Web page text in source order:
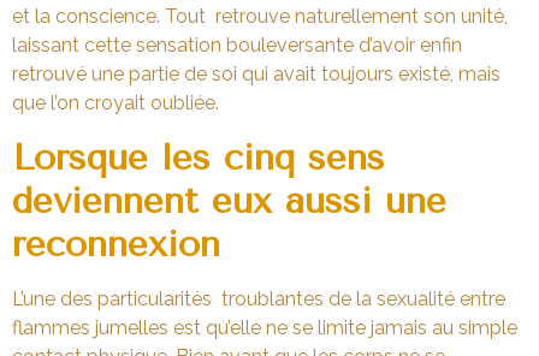
et la conscience. Tout retrouve naturellement son unité,
laissant cette sensation bouleversante d’avoir enfin
retrouvé une partie de soi qui avait toujours existé, mais
que l’on croyait oubliée.
Lorsque les cinq sens
deviennent eux aussi une
reconnexion
L’une des particularités troublantes de la sexualité entre
flammes jumelles est qu’elle ne se limite jamais au simple